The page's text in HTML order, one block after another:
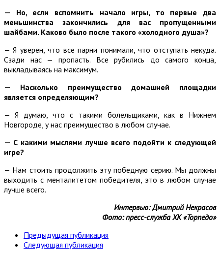
— Но, если вспомнить начало игры, то первые два
меньшинства закончились для вас пропущенными
шайбами. Каково было после такого «холодного душа»?
— Я уверен, что все парни понимали, что отступать некуда.
Сзади нас — пропасть. Все рубились до самого конца,
выкладываясь на максимум.
— Насколько преимущество домашней площадки
является определяющим?
— Я думаю, что с такими болельщиками, как в Нижнем
Новгороде, у нас преимущество в любом случае.
— С какими мыслями лучше всего подойти к следующей
игре?
— Нам стоить продолжить эту победную серию. Мы должны
выходить с менталитетом победителя, это в любом случае
лучше всего.
Интервью: Дмитрий Некрасов
Фото: пресс-служба ХК «Торпедо»
Предыдущая публикация
Следующая публикация